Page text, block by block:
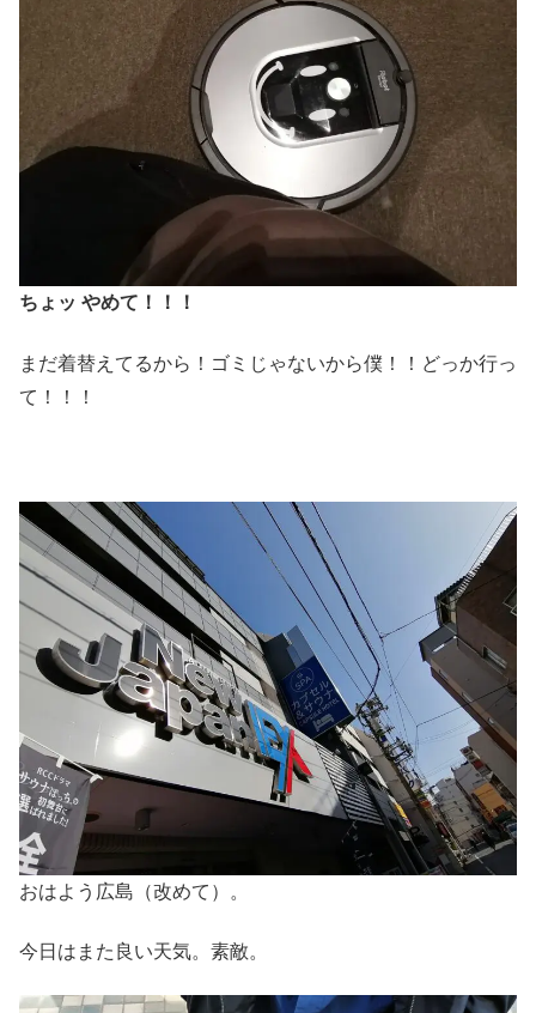
ちょッ やめて！！！
まだ着替えてるから！ゴミじゃないから僕！！どっか行っ
て！！！
おはよう広島（改めて）。
今日はまた良い天気。素敵。